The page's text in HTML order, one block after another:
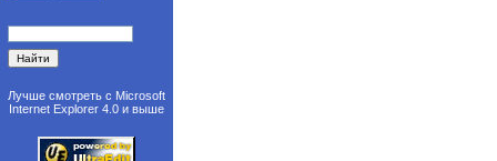
Лучше смотреть с Microsoft
Internet Explorer 4.0 и выше